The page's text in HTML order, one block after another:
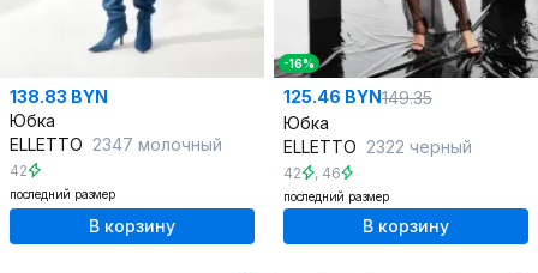
138.83 BYN
Юбка
ELLETTO 2347 молочный
42
последний размер
В корзину
-16%
125.46 BYN149.35
Юбка
ELLETTO 2322 черный
42 , 46
последний размер
В корзину